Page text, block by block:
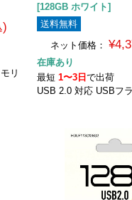
)
リ
[128GB ホワイト]
送料無料
ネット価格：
在庫あり
最短1〜3日で出荷
USB 2.0 対応 USBフ